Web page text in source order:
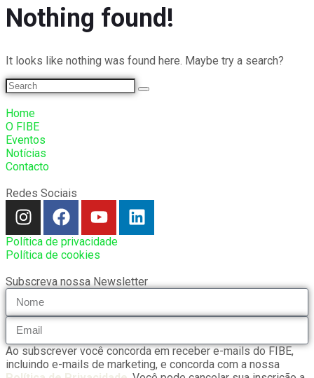
Nothing found!
It looks like nothing was found here. Maybe try a search?
Home
O FIBE
Eventos
Notícias
Contacto
Redes Sociais
Política de privacidade
Política de cookies
Subscreva nossa Newsletter
Ao subscrever você concorda em receber e-mails do FIBE,
incluindo e-mails de marketing, e concorda com a nossa